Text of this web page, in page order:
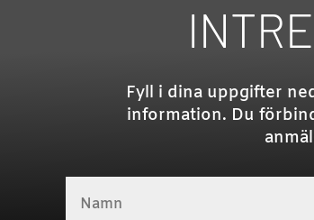
Fyll i dina uppgifter
information. Du